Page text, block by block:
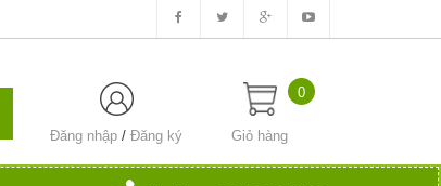
Đăng nhập /Đăng ký Giỏ hàng
0